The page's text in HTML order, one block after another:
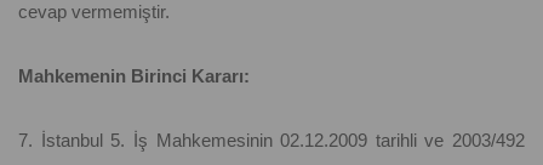
cevap vermemiştir.
Mahkemenin Birinci Kararı:
7. İstanbul 5. İş Mahkemesinin 02.12.2009 tarihli ve 2003/492